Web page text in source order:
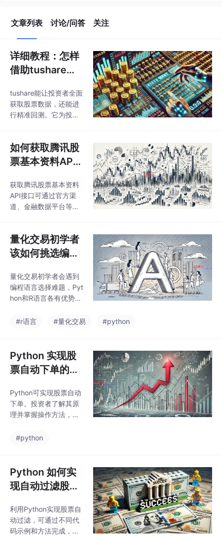
文章列表 讨论/问答 关注
详细教程：怎样
借助tushare全
并精准进行回测
操作
tushare能让投资者全面
获取股票数据，还能进
行精准回测。它为投资
法，就能更好分析股
票、做出投资决策，从
而在股票市场精准把握
机会。
如何获取腾讯股
票基本资料API
口有哪些注意事
项？
获取腾讯股票基本资料
API接口可通过官方渠
道、金融数据平台等。
条款，注意接口稳定
性，做好数据安全防
护。
量化交易初学者
该如何挑选编程
n、R语言哪个更
具优势？
量化交易初学者会遇到
编程语言选择难题，Pyt
hon和R语言各有优势。
富，R语言在统计分析
者做出恰当选择，从而
开启量化交易之旅。
#r语言 #量化交易 #python
Python 实现股
票自动下单的原
该如何操作？
Python可实现股票自动
下单。投资者了解其原
理并掌握操作方法，就
实现自动化交易。
#python
Python 如何实
现自动过滤股
的代码示例和方
法？
利用Python实现股票自
动过滤，可通过不同代
码示例和方法完成，能